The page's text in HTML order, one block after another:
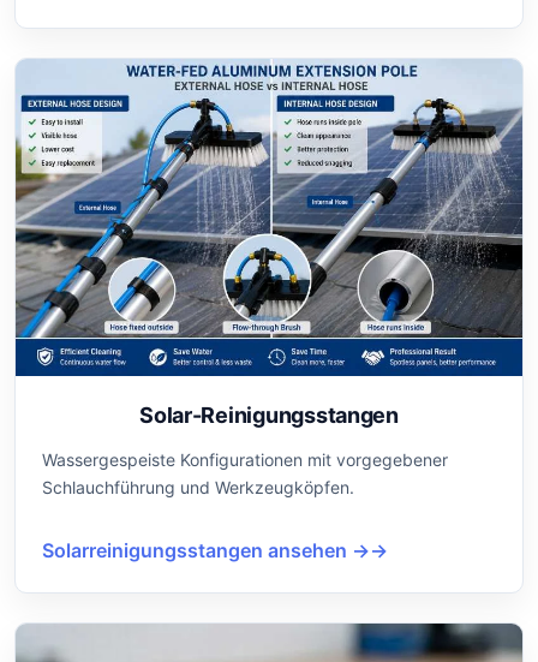
Solar-Reinigungsstangen
Wassergespeiste Konfigurationen mit vorgegebener
Schlauchführung und Werkzeugköpfen.
Solarreinigungsstangen ansehen →